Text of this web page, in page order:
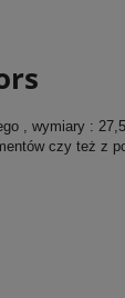
, wymiary :
czy też z